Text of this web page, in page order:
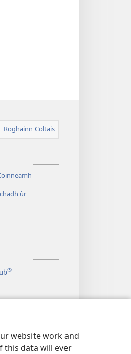
website work and
this data will ever
Roghainn Coltais
ùr
®